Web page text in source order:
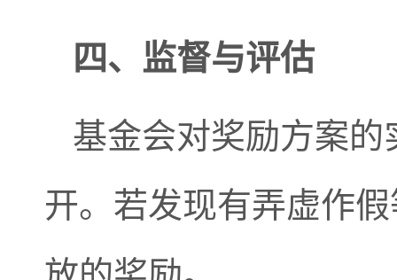
四、监督与评估
基金会对奖励方案
开。若发现有弄虚作